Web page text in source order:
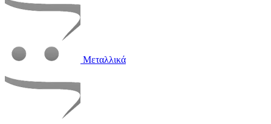
Μεταλλικά